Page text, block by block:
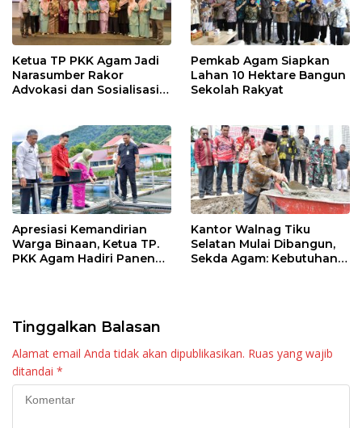
Ketua TP PKK Agam Jadi
Narasumber Rakor
Advokasi dan Sosialisasi
Pemkab Agam Siapkan
Lahan 10 Hektare Bangun
Sekolah Rakyat
Apresiasi Kemandirian
Warga Binaan, Ketua TP.
PKK Agam Hadiri Panen
Kantor Walnag Tiku
Selatan Mulai Dibangun,
Sekda Agam: Kebutuhan
Tinggalkan Balasan
Alamat email Anda tidak akan dipublikasikan. Ruas yang wajib
ditandai *